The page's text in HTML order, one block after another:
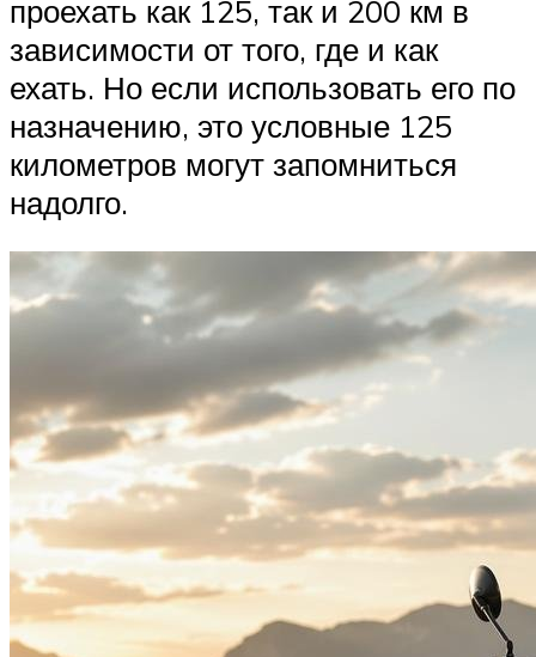
проехать как 125, так и 200 км в
зависимости от того, где и как
ехать. Но если использовать его по
назначению, это условные 125
километров могут запомниться
надолго.